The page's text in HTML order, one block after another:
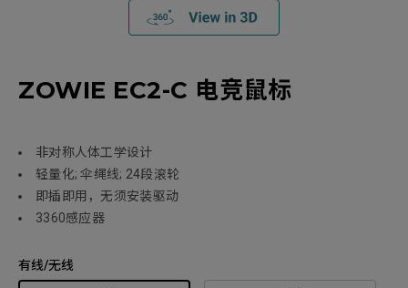
ZOWIE EC2-C 电竞鼠标
非对称人体工学设计
轻量化; 伞绳线; 24段滚轮
即插即用，无须安装驱动
3360感应器
有线/无线